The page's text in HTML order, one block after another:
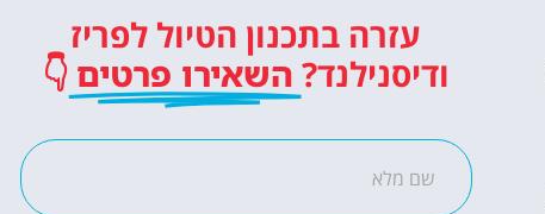
כרטיסים
לדיסנילנד
השעשועים הכי מפורסם
עזרה בתכנון הטיול לפריז
ודיסנילנד? השאירו פרטים 👇